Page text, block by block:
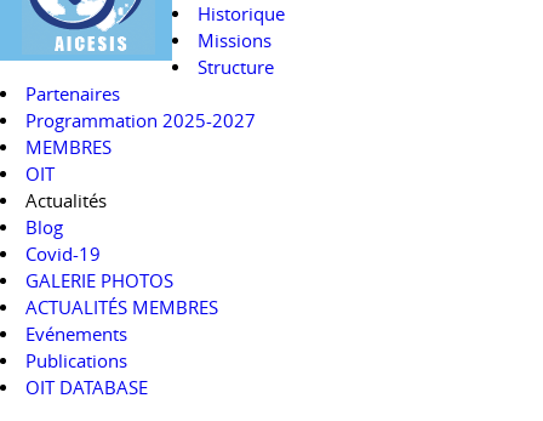
Historique
Missions
Structure
Partenaires
Programmation 2025-2027
MEMBRES
OIT
Actualités
Blog
Covid-19
GALERIE PHOTOS
ACTUALITÉS MEMBRES
Evénements
Publications
OIT DATABASE